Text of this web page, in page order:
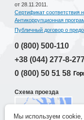
от 28.11.2011.
Сертификат соответствия
Антикоррупционная
Публичный договор о
0 (800) 500-110
+38 (044) 277-8-
0 (800) 50 51 58
Схема проезда
Мы используем